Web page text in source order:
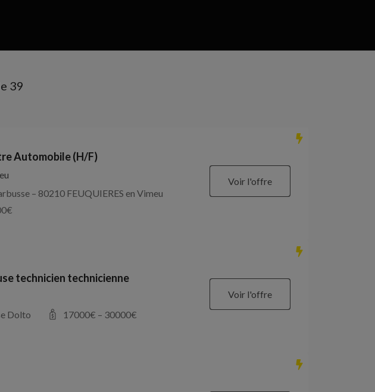
39
Automobile (H/F)
– 80210 FEUQUIERES en Vimeu
€
Voir l'offre
technicien technicienne
Dolto
17000€ – 30000€
Voir l'offre